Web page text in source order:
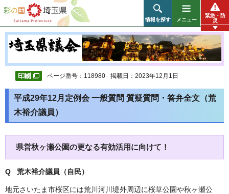
彩の国 埼玉県
情報を探す メニュー
緊急・防
災
ページ番号：118980 掲載日：2023年12月1日
平成29年12月定例会 一般質問 質疑質問・答弁全文（荒
木裕介議員）
県営秋ヶ瀬公園の更なる有効活用に向けて！
Q 荒木裕介議員（自民）
地元さいたま市桜区には荒川河川堤外周辺に桜草公園や秋ヶ瀬公